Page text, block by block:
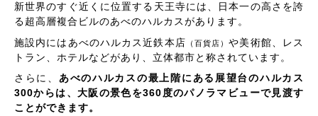
新世界のすぐ近くに位置する天王寺には、日本一の高さを誇
る超高層複合ビルのあべのハルカスがあります。
施設内にはあべのハルカス近鉄本店 （百貨店）や美術館、レス
トラン、ホテルなどがあり、立体都市と称されています。
さらに、 あべのハルカスの最上階にある展望台のハルカス
300からは、大阪の景色を360度のパノラマビューで見渡す
ことができます。